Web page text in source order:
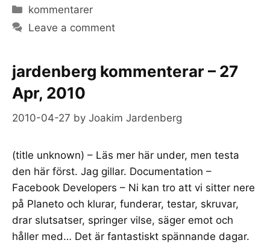
Categories
kommentarer
Leave a comment
jardenberg kommenterar – 27
Apr, 2010
2010-04-27 by Joakim Jardenberg
(title unknown) – Läs mer här under, men testa
den här först. Jag gillar. Documentation –
Facebook Developers – Ni kan tro att vi sitter nere
på Planeto och klurar, funderar, testar, skruvar,
drar slutsatser, springer vilse, säger emot och
håller med… Det är fantastiskt spännande dagar.